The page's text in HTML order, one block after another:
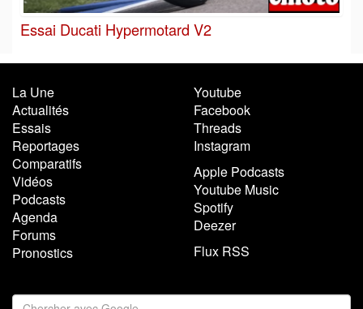
Essai Ducati Hypermotard V2
La Une
Actualités
Essais
Reportages
Comparatifs
Vidéos
Podcasts
Agenda
Forums
Pronostics
Youtube
Facebook
Threads
Instagram
Apple Podcasts
Youtube Music
Spotify
Deezer
Flux RSS